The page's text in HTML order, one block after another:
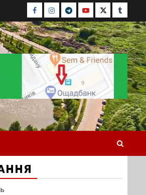
Facebook
Instagram
TelegramYoutubeTwitterTumblr